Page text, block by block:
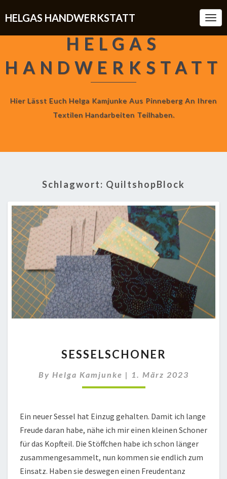
HELGAS HANDWERKSTATT
HELGAS
HANDWERKSTATT
Hier Lässt Euch Helga Kamjunke Aus Pinneberg An Ihren
Textilen Handarbeiten Teilhaben.
Schlagwort: QuiltshopBlock
SESSELSCHONER
By Helga Kamjunke | 1. März 2023
Ein neuer Sessel hat Einzug gehalten. Damit ich lange
Freude daran habe, nähe ich mir einen kleinen Schoner
für das Kopfteil. Die Stöffchen habe ich schon länger
zusammengesammelt, nun kommen sie endlich zum
Einsatz. Haben sie deswegen einen Freudentanz